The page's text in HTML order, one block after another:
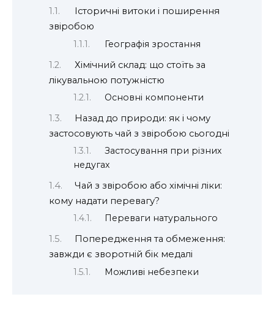
Історичні витоки і поширення
звіробою
Географія зростання
Хімічний склад: що стоїть за
лікувальною потужністю
Основні компоненти
Назад до природи: як і чому
застосовують чай з звіробою сьогодні
Застосування при різних
недугах
Чай з звіробою або хімічні ліки:
кому надати перевагу?
Переваги натурального
Попередження та обмеження:
завжди є зворотній бік медалі
Можливі небезпеки